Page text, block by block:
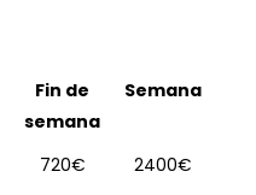
Fin de
semana
Semana
720€
2400€